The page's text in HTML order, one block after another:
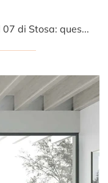
Scopri di più sulla cucina Natural 07 di Stosa: questa soluzione in laccato opaco sarà la scelta ideale per te!